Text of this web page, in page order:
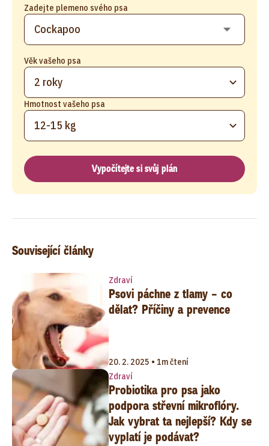
Zadejte plemeno svého psa
Věk vašeho psa
2 roky
Hmotnost vašeho psa
12-15 kg
Vypočítejte si svůj plán
Související články
Zdraví
Psovi páchne z tlamy – co
dělat? Příčiny a prevence
20. 2. 2025 • 1m čtení
Zdraví
Probiotika pro psa jako
podpora střevní mikroflóry.
Jak vybrat ta nejlepší? Kdy se
vyplatí je podávat?